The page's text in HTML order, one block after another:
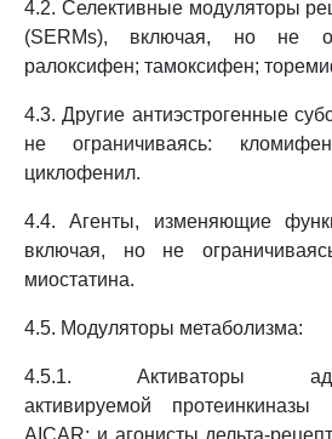
4.2. Селективные модуляторы
(SERMs), включая, но не
ралоксифен; тамоксифен;
4.3. Другие антиэстрогенные
не ограничиваясь:
циклофенил.
4.4. Агенты, изменяющие
включая, но не
миостатина.
4.5. Модуляторы метаболизма:
4.5.1. Активаторы
активируемой
AICAR; и агонисты дельта-